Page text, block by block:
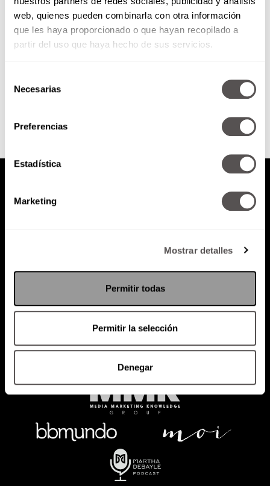
web, quienes pueden combinarla con otra información
que les haya proporcionado o que hayan recopilado a
partir del uso que haya hecho de sus servicios.
Necesarias
Preferencias
Estadística
Marketing
Mostrar detalles
Permitir todas
Permitir la selección
Denegar
Conoce las personalidades más
proclives a sufrir malhumor
crónico, las razones y qué hacer
para revertirlo.
Política de Privacidad
PODCAST RADIO MARTHA EVENTOS
SACA TU ID